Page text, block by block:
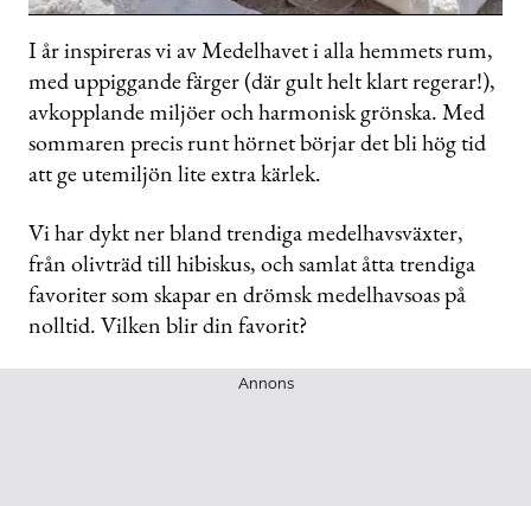
0
seconds
of
53
seconds
I år inspireras vi av Medelhavet i alla hemmets rum,
med uppiggande färger (där gult helt klart regerar!),
avkopplande miljöer och harmonisk grönska. Med
sommaren precis runt hörnet börjar det bli hög tid
att ge utemiljön lite extra kärlek.
Vi har dykt ner bland trendiga medelhavsväxter,
från olivträd till hibiskus, och samlat åtta trendiga
favoriter som skapar en drömsk medelhavsoas på
nolltid. Vilken blir din favorit?
Annons